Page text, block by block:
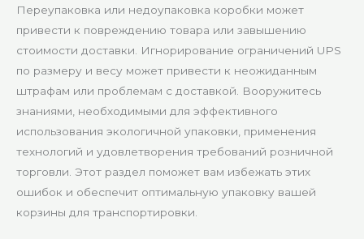
Переупаковка или недоупаковка коробки может
привести к повреждению товара или завышению
стоимости доставки. Игнорирование ограничений UPS
по размеру и весу может привести к неожиданным
штрафам или проблемам с доставкой. Вооружитесь
знаниями, необходимыми для эффективного
использования экологичной упаковки, применения
технологий и удовлетворения требований розничной
торговли. Этот раздел поможет вам избежать этих
ошибок и обеспечит оптимальную упаковку вашей
корзины для транспортировки.